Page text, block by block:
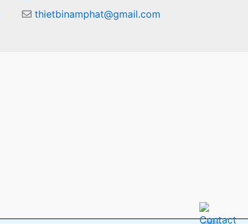
thietbinamphat@gmail.com